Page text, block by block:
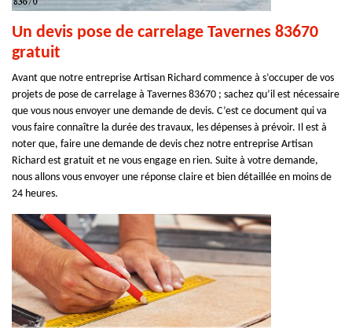
Un devis pose de carrelage Tavernes 83670
gratuit
Avant que notre entreprise Artisan Richard commence à s’occuper de vos
projets de pose de carrelage à Tavernes 83670 ; sachez qu’il est nécessaire
que vous nous envoyer une demande de devis. C’est ce document qui va
vous faire connaître la durée des travaux, les dépenses à prévoir. Il est à
noter que, faire une demande de devis chez notre entreprise Artisan
Richard est gratuit et ne vous engage en rien. Suite à votre demande,
nous allons vous envoyer une réponse claire et bien détaillée en moins de
24 heures.